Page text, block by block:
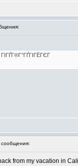
from my vacation in